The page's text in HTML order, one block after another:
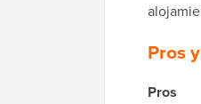
Pros
Pros